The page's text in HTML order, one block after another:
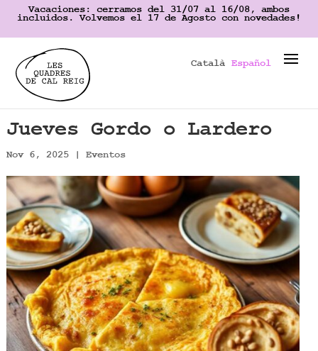
Vacaciones: cerramos del 31/07 al 16/08, ambos
incluidos. Volvemos el 17 de Agosto con novedades!
Català Español
Jueves Gordo o Lardero
Nov 6, 2025 | Eventos